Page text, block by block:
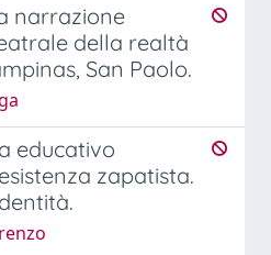
narrazione
della realtà
San Paolo.
educativo
zapatista.